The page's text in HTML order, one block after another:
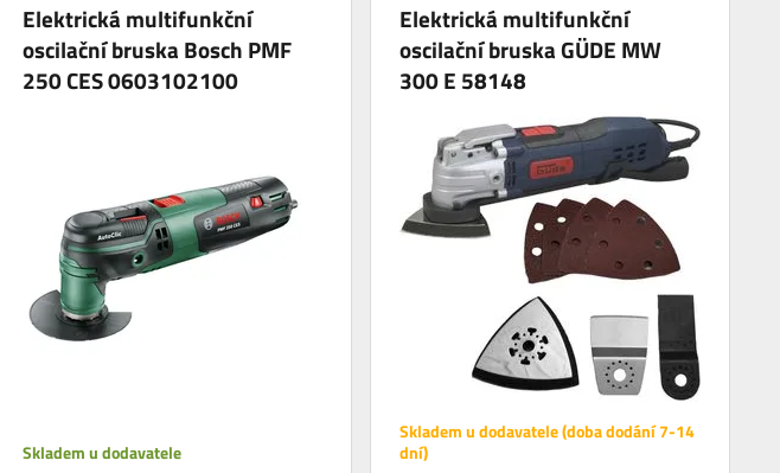
Elektrická multifunkční
oscilační bruska Bosch PMF
250 CES 0603102100
Skladem u dodavatele
Elektrická multifunkční
oscilační bruska GÜDE MW
300 E 58148
Skladem u dodavatele (doba dodání 7-14
dní)